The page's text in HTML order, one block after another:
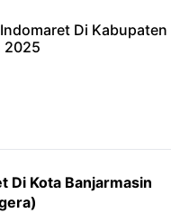
Di Kabupaten
2025
Di Kota Banjarmasin